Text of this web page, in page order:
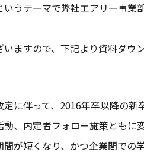
いうテーマで弊社エアリー事
ますので、下記より資料ダウ
に伴って、2016年卒以降の新
、内定者フォロー施策ともに
が短くなり、かつ企業間での